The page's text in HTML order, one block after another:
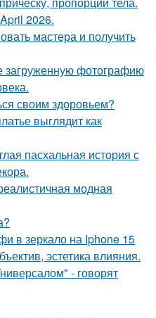
2026.
мастера и получить
загруженную фотографию
своим здоровьем?
выглядит как
пасхальная история с
модная
в зеркало на Iphone 15
эстетика влияния.
- говорят